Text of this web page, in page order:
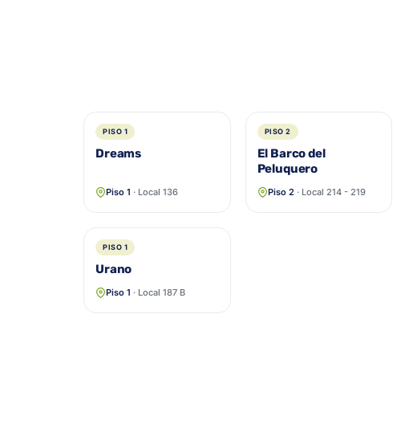
PISO 1
Dreams
Piso 1 · Local 136
PISO 2
El Barco del
Peluquero
Piso 2· Local 214 - 219
PISO 1
Urano
Piso 1 · Local 187 B